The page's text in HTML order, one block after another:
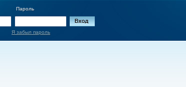
Пароль
Я забыл пароль